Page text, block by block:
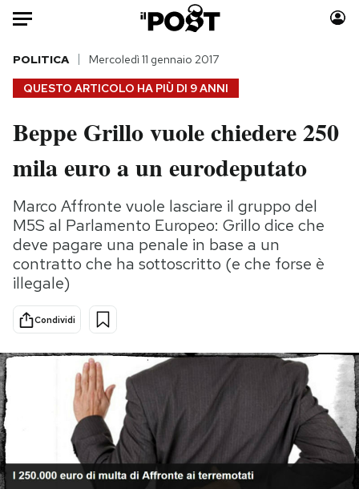
Auto
HOME
Italia
Politica
Tecnologia
Internet
Scienza
Cultura
Economia
Sport
Moda
Consumismi
Storie/Idee
Ok Boomer!
Media
Europa
PODCAST
NEWSLETTER
QUESTO ARTICOLO HA PIÙ DI 9 ANNI
POLITICA Mercoledì 11 gennaio 2017
Beppe Grillo vuole chiedere 250
mila euro a un eurodeputato
Marco Affronte vuole lasciare il gruppo del
M5S al Parlamento Europeo: Grillo dice che
deve pagare una penale in base a un
contratto che ha sottoscritto (e che forse è
illegale)
Condividi